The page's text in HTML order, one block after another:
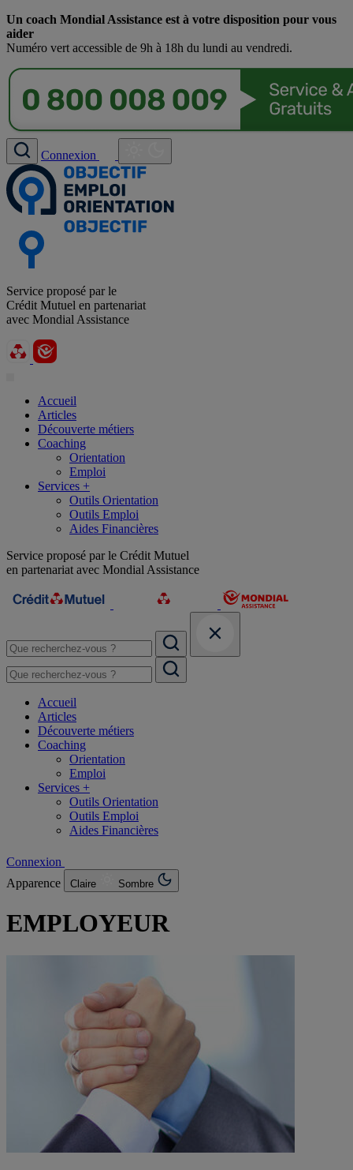
Un coach Mondial Assistance est à votre disposition pour vous
aider
Numéro vert accessible de 9h à 18h du lundi au vendredi.
Connexion
Service proposé par le
Crédit Mutuel en partenariat
avec Mondial Assistance
Accueil
Articles
Découverte métiers
Coaching
Orientation
Emploi
Services +
Outils Orientation
Outils Emploi
Aides Financières
Service proposé par le Crédit Mutuel
en partenariat avec Mondial Assistance
Accueil
Articles
Découverte métiers
Coaching
Orientation
Emploi
Services +
Outils Orientation
Outils Emploi
Aides Financières
Connexion
Apparence
Claire Sombre
EMPLOYEUR